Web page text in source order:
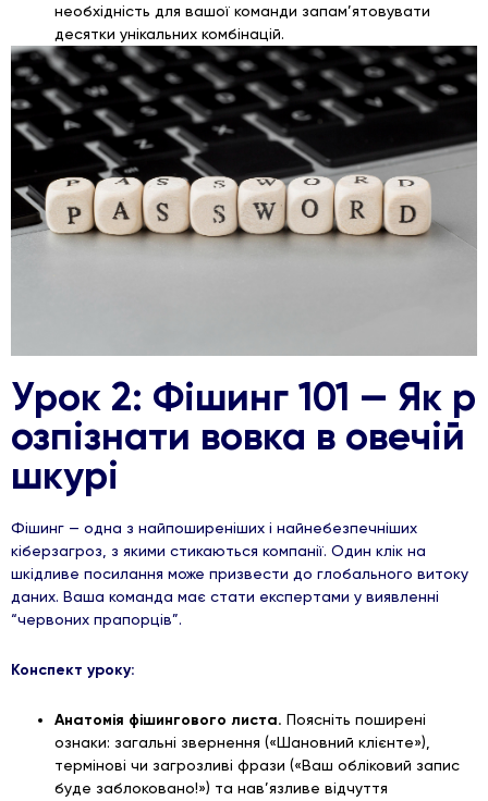
необхідність для вашої команди запам’ятовувати
десятки унікальних комбінацій.
Урок 2: Фішинг 101 — Як р
озпізнати вовка в овечій
шкурі
Фішинг — одна з найпоширеніших і найнебезпечніших
кіберзагроз, з якими стикаються компанії. Один клік на
шкідливе посилання може призвести до глобального витоку
даних. Ваша команда має стати експертами у виявленні
“червоних прапорців”.
Конспект уроку:
Анатомія фішингового листа. Поясніть поширені
ознаки: загальні звернення («Шановний клієнте»),
термінові чи загрозливі фрази («Ваш обліковий запис
буде заблоковано!») та нав’язливе відчуття